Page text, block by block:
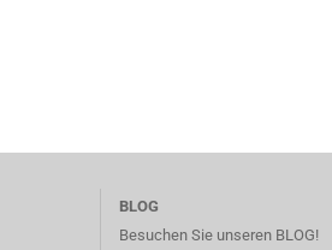
BLOG
Besuchen Sie unseren BLOG!